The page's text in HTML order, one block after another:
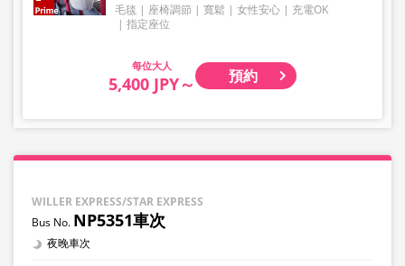
毛毯 座椅調節 寬鬆 女性安心
充電OK
指定座位
大人
5,400 JPY～ 預約
WILLER EXPRESS/STAR EXPRESS
NP5351車次
夜晚車次